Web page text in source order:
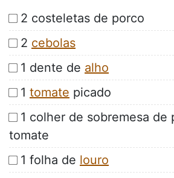
2 costeletas de porco
2 cebolas
1 dente de alho
1 tomate picado
1 colher de sobremesa de
tomate
1 folha de louro